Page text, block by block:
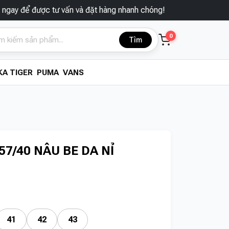
tư vấn và đặt hàng nhanh chóng!
Tìm 0
TIGER PUMA VANS
40 NÂU BE DA NỈ
41 42 43